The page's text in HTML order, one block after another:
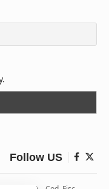
Follow US